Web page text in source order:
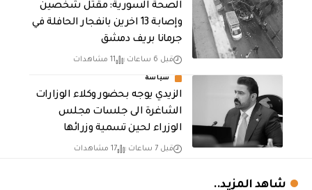
الصحة السورية: مقتل شخصين
وإصابة 13 اخرين بانفجار الحافلة في
جرمانا بريف دمشق
قبل 6 ساعات 11 مشاهدات
سياسة
الزيدي يوجه بحضور وكلاء الوزارات
الشاغرة الى جلسات مجلس
الوزراء لحين تسمية وزرائها
قبل 7 ساعات 17 مشاهدات
شاهد المزيد..